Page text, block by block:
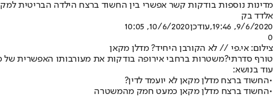
מדינות נוספות בודקות קשר אפשרי בין החשוד ברצח הילדה הבריטית
אלדד בק
9/6/2020, 19:46
,עודכן10/6/2020, 10:05
0
צילום: אי.פי // לא הקורבן היחיד? מדלן מקאן
טורף סדרתי?משטרות ברחבי אירופה בודקות את מעורבותו האפשרית של
עוד בנושא:
•החשוד ברצח מדלן מקאן לא יועמד לדין?
•החשוד ברצח מדלן מקאן כמעט חמק מהמשטרה